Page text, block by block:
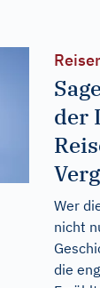
der
Wer
nicht
die